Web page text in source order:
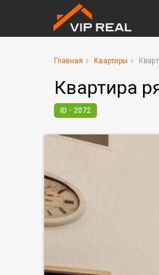
Главная Квартиры
Квартира
ID - 2072